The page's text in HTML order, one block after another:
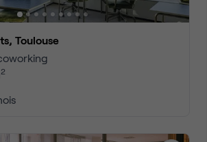
Toulouse
2